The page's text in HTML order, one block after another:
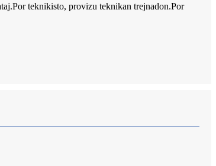
teknikisto, provizu teknikan trejnadon.Por